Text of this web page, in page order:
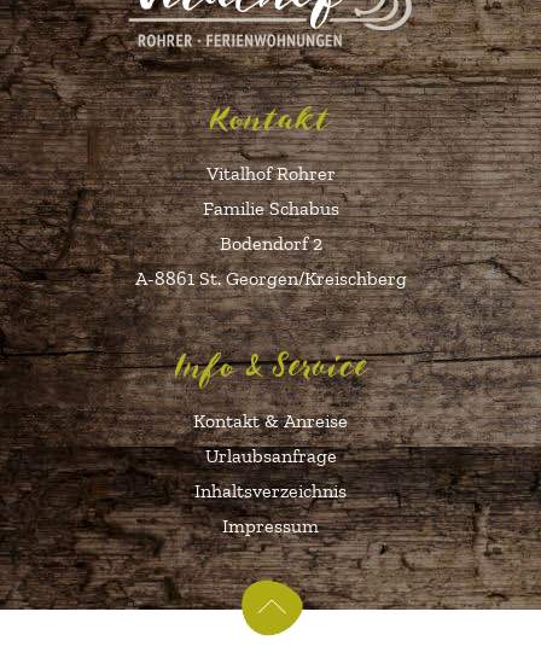
Kontakt
Vitalhof Rohrer
Familie Schabus
Bodendorf 2
A-8861 St. Georgen/Kreischberg
Info & Service
Kontakt & Anreise
Urlaubsanfrage
Inhaltsverzeichnis
Impressum